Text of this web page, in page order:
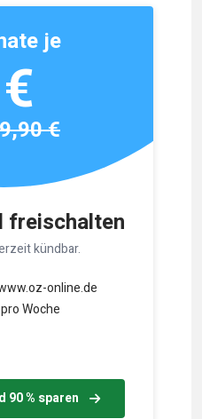
kündbar.
online.de
Woche
% sparen
je
9,90 €